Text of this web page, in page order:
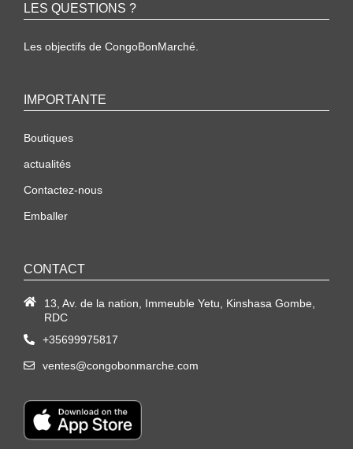
LES QUESTIONS ?
Les objectifs de CongoBonMarché.
IMPORTANTE
Boutiques
actualités
Contactez-nous
Emballer
CONTACT
13, Av. de la nation, Immeuble Yetu, Kinshasa Gombe,
RDC
+35699975817
ventes@congobonmarche.com